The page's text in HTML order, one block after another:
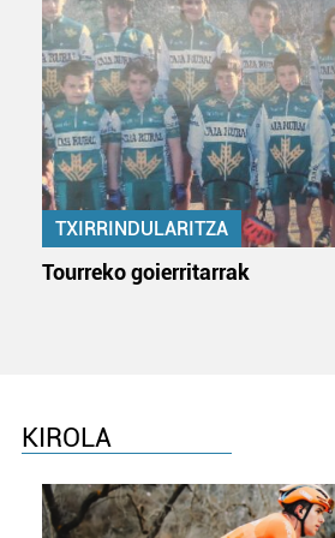
TXIRRINDULARITZA
Tourreko goierritarrak
KIROLA